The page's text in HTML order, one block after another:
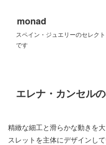
monad
スペイン・ジュエリーのセレク
です
エレナ・カンセル
精緻な細工と滑らかな動きを
スレットを主体にデザインし